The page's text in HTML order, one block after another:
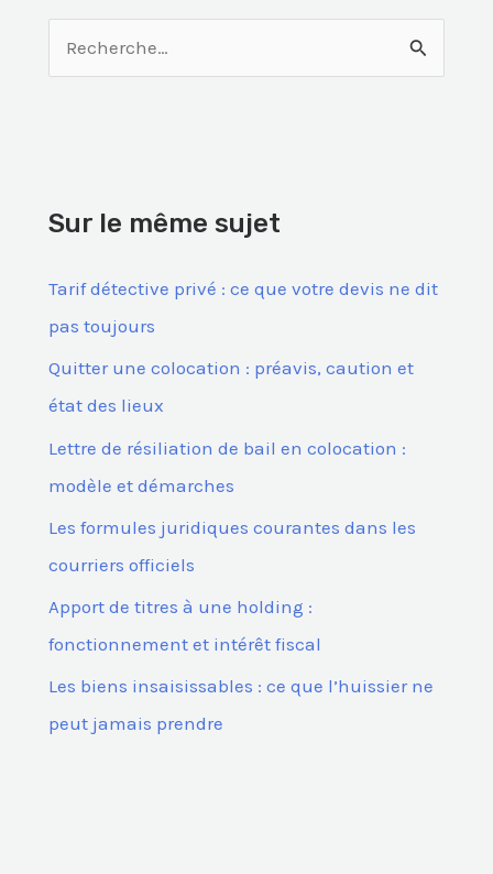
Sur le même sujet
Tarif détective privé : ce que votre devis ne dit
pas toujours
Quitter une colocation : préavis, caution et
état des lieux
Lettre de résiliation de bail en colocation :
modèle et démarches
Les formules juridiques courantes dans les
courriers officiels
Apport de titres à une holding :
fonctionnement et intérêt fiscal
Les biens insaisissables : ce que l’huissier ne
peut jamais prendre